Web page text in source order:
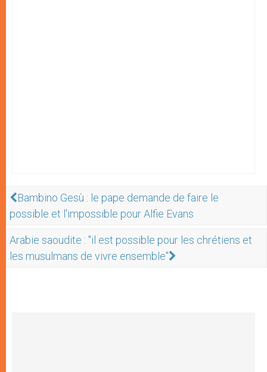
Bambino Gesù : le pape demande de faire le
possible et l'impossible pour Alfie Evans
Arabie saoudite : "il est possible pour les chrétiens et
les musulmans de vivre ensemble"